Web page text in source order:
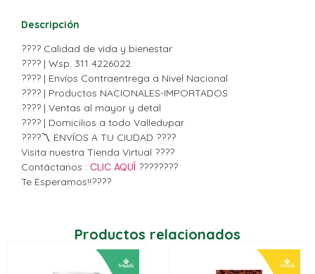
Descripción
???? Calidad de vida y bienestar
???? | Wsp: 311 4226022
???? | Envíos Contraentrega a Nivel Nacional
???? | Productos NACIONALES-IMPORTADOS
???? | Ventas al mayor y detal
???? | Domicilios a todo Valledupar
????〽️ ENVÍOS A TU CIUDAD ????
Visita nuestra Tienda Virtual ????
Contáctanos : CLIC AQUÍ ????????
Te Esperamos!!????
Productos relacionados